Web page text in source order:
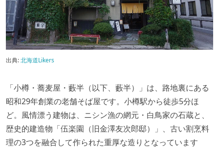
出典:北海道Likers
「小樽・蕎麦屋・藪半（以下、藪半）」は、路地裏にある
昭和29年創業の老舗そば屋です。小樽駅から徒歩5分ほ
ど。風情漂う建物は、ニシン漁の網元・白鳥家の石蔵と、
歴史的建造物「伍楽園（旧金澤友次郎邸）」、古い割烹料
理の3つを融合して作られた重厚な造りとなっています